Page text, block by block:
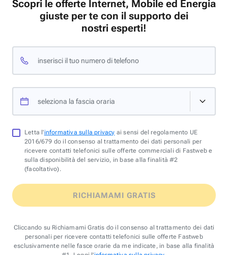
Scopri le offerte Internet, Mobile ed Energia
giuste per te con il supporto dei
nostri esperti!
inserisci il tuo numero di telefono
seleziona la fascia oraria
Letta l'informativa sulla privacy ai sensi del regolamento UE
2016/679 do il consenso al trattamento dei dati personali per
ricevere contatti telefonici sulle offerte commerciali di Fastweb e
sulla disponibilità del servizio, in base alla finalità #2
(facoltativo).
RICHIAMAMI GRATIS
Cliccando su Richiamami Gratis do il consenso al trattamento dei dati
personali per ricevere contatti telefonici sulle offerte Fastweb
esclusivamente nelle fasce orarie da me indicate, in base alla finalità